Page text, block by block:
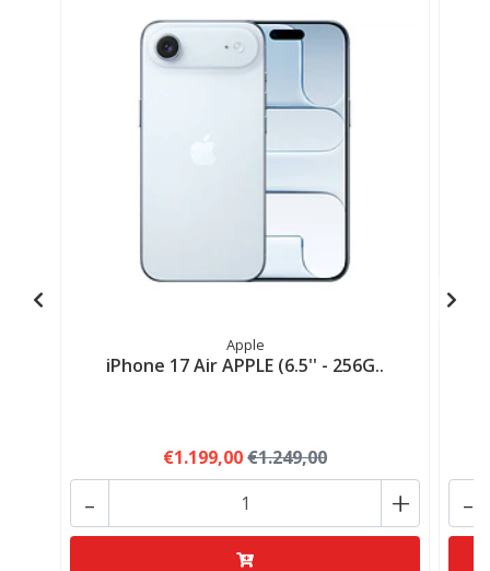
Apple
iPhone 17 Air APPLE (6.5'' - 256G..
€1.199,00€1.249,00
+
- -